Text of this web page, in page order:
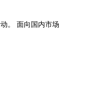
。 面向国内市场